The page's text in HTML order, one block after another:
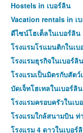
Hostels in เบอร์ลิน
Vacation rentals in เ
ดีไซน์โฮเต็ลในเบอร์ลิน
โรงแรมโรแมนติกในเบ
โรงแรมธุรกิจในเบอร์ลิน
โรงแรมเป็นมิตรกับสัตว์
บัดเจ็ทโฮเทลในเบอร์ลิน
โรงแรมครอบครัวในเบ
โรงแรมใกล้สนามบิน ท่
โรงแรม 4 ดาวในเบอร์